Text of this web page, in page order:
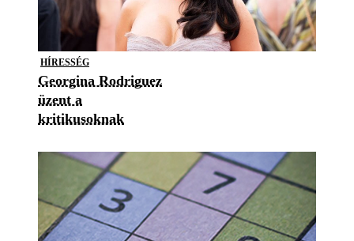
HÍRESSÉG
Georgina Rodriguez
üzent a
kritikusoknak